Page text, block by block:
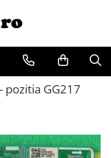
pozitia GG217